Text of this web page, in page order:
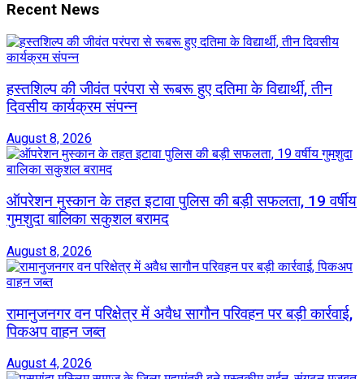
Recent News
हस्तशिल्प की जीवंत परंपरा से रूबरू हुए दतिमा के विद्यार्थी, तीन
दिवसीय कार्यक्रम संपन्न
August 8, 2026
ऑपरेशन मुस्कान के तहत इटावा पुलिस की बड़ी सफलता, 19 वर्षीय
गुमशुदा बालिका सकुशल बरामद
August 8, 2026
रामानुजनगर वन परिक्षेत्र में अवैध सागौन परिवहन पर बड़ी कार्रवाई,
पिकअप वाहन जब्त
August 4, 2026